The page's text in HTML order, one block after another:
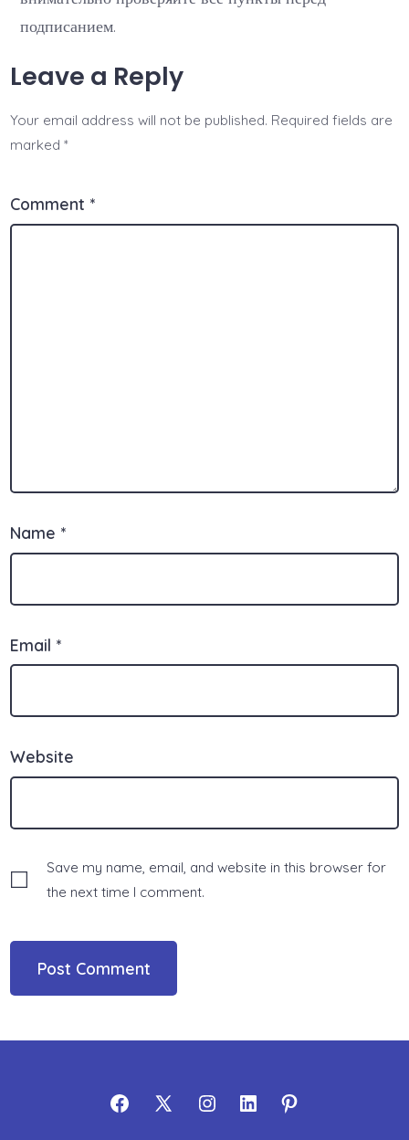
подписанием.
Leave a Reply
Your email address will not be published. Required fields are
marked*
Comment *
Name *
Email *
Website
Save my name, email, and website in this browser for
the next time I comment.
Open OpenOpenOpen